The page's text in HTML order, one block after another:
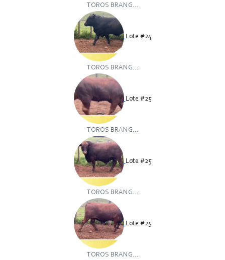
TOROS BRANG...
Lote #24
TOROS BRANG...
Lote #25
TOROS BRANG...
Lote #25
TOROS BRANG...
Lote #25
TOROS BRANG...